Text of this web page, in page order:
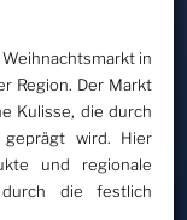
in
Region. Der Markt
Kulisse, die durch
geprägt wird. Hier
und regionale
die festlich